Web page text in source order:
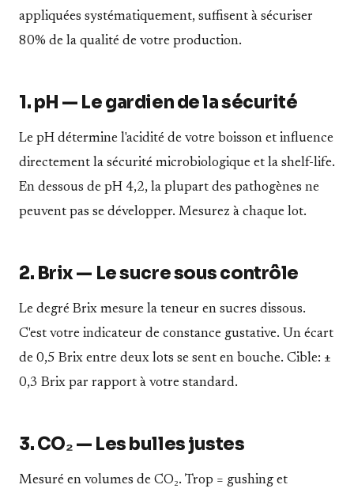
appliquées systématiquement, suffisent à sécuriser
80% de la qualité de votre production.
1. pH — Le gardien de la sécurité
Le pH détermine l'acidité de votre boisson et influence
directement la sécurité microbiologique et la shelf-life.
En dessous de pH 4,2, la plupart des pathogènes ne
peuvent pas se développer. Mesurez à chaque lot.
2. Brix — Le sucre sous contrôle
Le degré Brix mesure la teneur en sucres dissous.
C'est votre indicateur de constance gustative. Un écart
de 0,5 Brix entre deux lots se sent en bouche. Cible: ±
0,3 Brix par rapport à votre standard.
3. CO₂ — Les bulles justes
Mesuré en volumes de CO₂. Trop = gushing et